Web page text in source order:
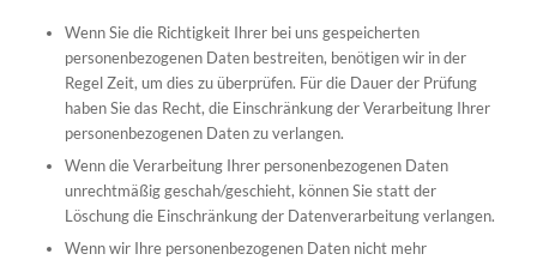
Wenn Sie die Richtigkeit Ihrer bei uns gespeicherten
personenbezogenen Daten bestreiten, benötigen wir in der
Regel Zeit, um dies zu überprüfen. Für die Dauer der Prüfung
haben Sie das Recht, die Einschränkung der Verarbeitung Ihrer
personenbezogenen Daten zu verlangen.
Wenn die Verarbeitung Ihrer personenbezogenen Daten
unrechtmäßig geschah/geschieht, können Sie statt der
Löschung die Einschränkung der Datenverarbeitung verlangen.
Wenn wir Ihre personenbezogenen Daten nicht mehr